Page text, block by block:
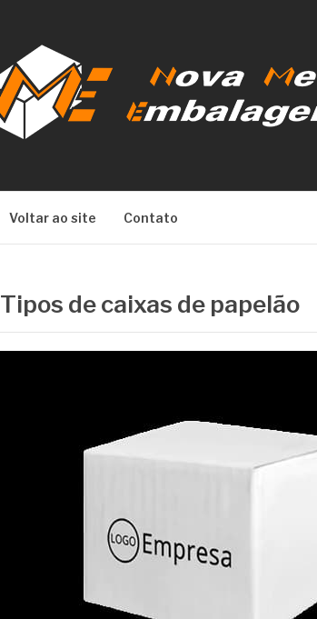
Voltar ao site Contato
Tipos de caixas de papelão